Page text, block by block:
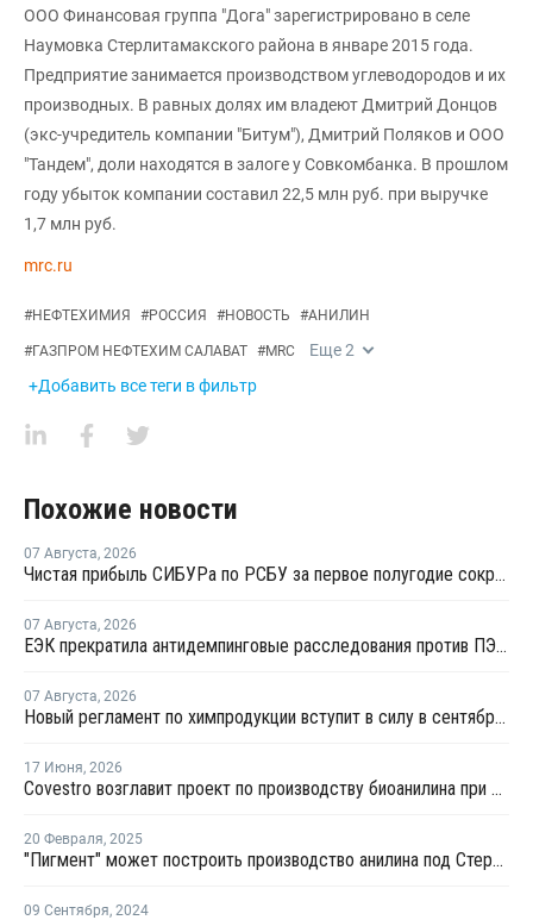
ООО Финансовая группа "Дога" зарегистрировано в селе
Наумовка Стерлитамакского района в январе 2015 года.
Предприятие занимается производством углеводородов и их
производных. В равных долях им владеют Дмитрий Донцов
(экс-учредитель компании "Битум"), Дмитрий Поляков и ООО
"Тандем", доли находятся в залоге у Совкомбанка. В прошлом
году убыток компании составил 22,5 млн руб. при выручке
1,7 млн руб.
mrc.ru
#НЕФТЕХИМИЯ #РОССИЯ #НОВОСТЬ #АНИЛИН
#ГАЗПРОМ НЕФТЕХИМ САЛАВАТ #MRC Еще2
+Добавить все теги в фильтр
Похожие новости
07 Августа, 2026
Чистая прибыль СИБУРа по РСБУ за первое полугодие сократилась в 3,6 раза
07 Августа, 2026
ЕЭК прекратила антидемпинговые расследования против ПЭ и ПП из Азербайджана и Туркменистана
07 Августа, 2026
Новый регламент по химпродукции вступит в силу в сентябре 2027 года
17 Июня, 2026
Covestro возглавит проект по производству биоанилина при поддержке ЕС
20 Февраля, 2025
"Пигмент" может построить производство анилина под Стерлитамаком
09 Сентября, 2024